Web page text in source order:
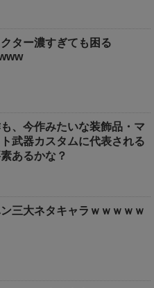
クター濃すぎても困る
も、今作みたいな装飾品・マ
武器カスタムに代表される
あるかな？
ン三大ネタキャラｗｗｗｗｗ